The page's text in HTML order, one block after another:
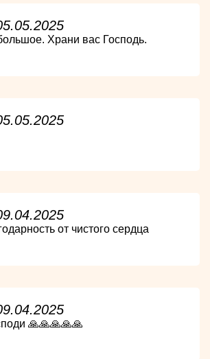
Храни вас Господь.
от чистого сердца
🙏🙏🙏🙏🙏